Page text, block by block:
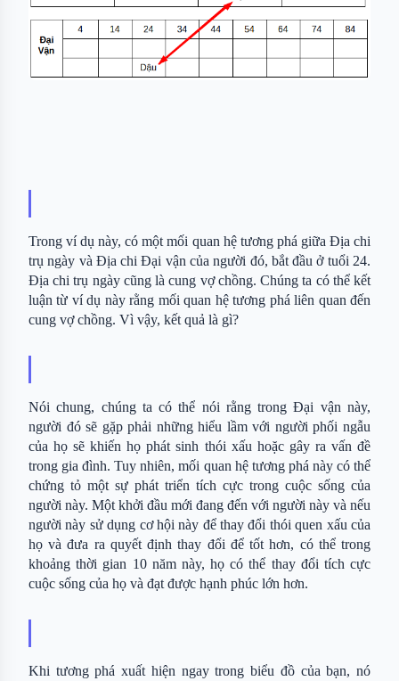
Trong ví dụ này, có một mối quan hệ tương phá giữa Địa chi
trụ ngày và Địa chi Đại vận của người đó, bắt đầu ở tuổi 24.
Địa chi trụ ngày cũng là cung vợ chồng. Chúng ta có thể kết
luận từ ví dụ này rằng mối quan hệ tương phá liên quan đến
cung vợ chồng. Vì vậy, kết quả là gì?
Nói chung, chúng ta có thể nói rằng trong Đại vận này,
người đó sẽ gặp phải những hiểu lầm với người phối ngẫu
của họ sẽ khiến họ phát sinh thói xấu hoặc gây ra vấn đề
trong gia đình. Tuy nhiên, mối quan hệ tương phá này có thể
chứng tỏ một sự phát triển tích cực trong cuộc sống của
người này. Một khởi đầu mới đang đến với người này và nếu
người này sử dụng cơ hội này để thay đổi thói quen xấu của
họ và đưa ra quyết định thay đổi để tốt hơn, có thể trong
khoảng thời gian 10 năm này, họ có thể thay đổi tích cực
cuộc sống của họ và đạt được hạnh phúc lớn hơn.
Khi tương phá xuất hiện ngay trong biểu đồ của bạn, nó